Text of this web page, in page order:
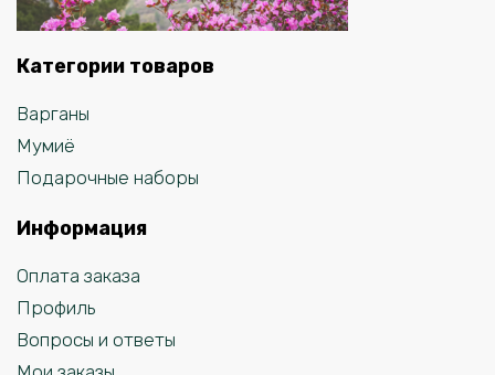
Категории товаров
Варганы
Мумиё
Подарочные наборы
Информация
Оплата заказа
Профиль
Вопросы и ответы